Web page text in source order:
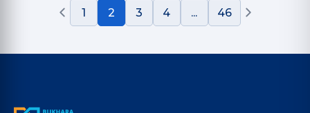
1 2 3 4 ... 46